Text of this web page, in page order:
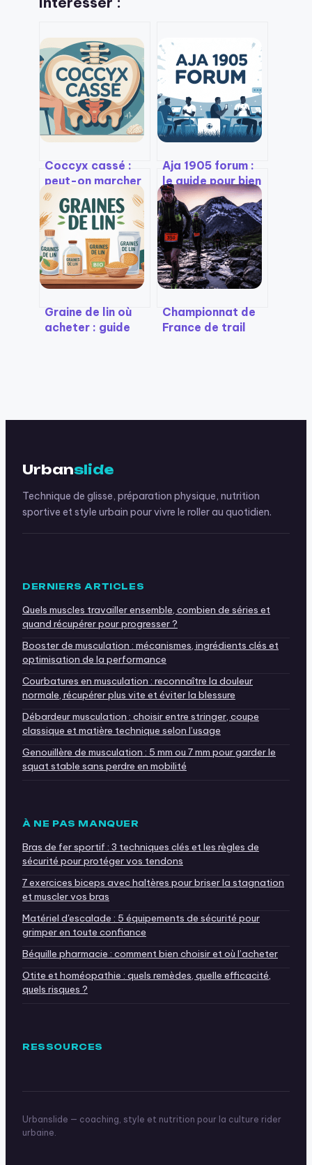
Coccyx cassé :
peut-on marcher
et comment s’en
remettre ?
Aja 1905 forum :
le guide pour bien
utiliser la
communauté
supporters
Graine de lin où
acheter : guide
Championnat de
France de trail
Urbanslide
Technique de glisse, préparation physique, nutrition
sportive et style urbain pour vivre le roller au quotidien.
DERNIERS ARTICLES
Quels muscles travailler ensemble, combien de séries et
quand récupérer pour progresser ?
Booster de musculation : mécanismes, ingrédients clés et
optimisation de la performance
Courbatures en musculation : reconnaître la douleur
normale, récupérer plus vite et éviter la blessure
Débardeur musculation : choisir entre stringer, coupe
classique et matière technique selon l’usage
Genouillère de musculation : 5 mm ou 7 mm pour garder le
squat stable sans perdre en mobilité
À NE PAS MANQUER
Bras de fer sportif : 3 techniques clés et les règles de
sécurité pour protéger vos tendons
7 exercices biceps avec haltères pour briser la stagnation
et muscler vos bras
Matériel d'escalade : 5 équipements de sécurité pour
grimper en toute confiance
Béquille pharmacie : comment bien choisir et où l’acheter
Otite et homéopathie : quels remèdes, quelle efficacité,
quels risques ?
RESSOURCES
Urbanslide — coaching, style et nutrition pour la culture rider
urbaine.